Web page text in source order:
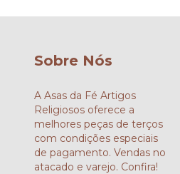
Sobre Nós
A Asas da Fé Artigos
Religiosos oferece a
melhores peças de terços
com condições especiais
de pagamento. Vendas no
atacado e varejo. Confira!